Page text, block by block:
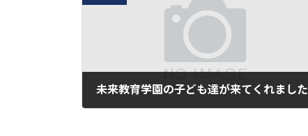
未来教育学園の子ども達が来てくれました